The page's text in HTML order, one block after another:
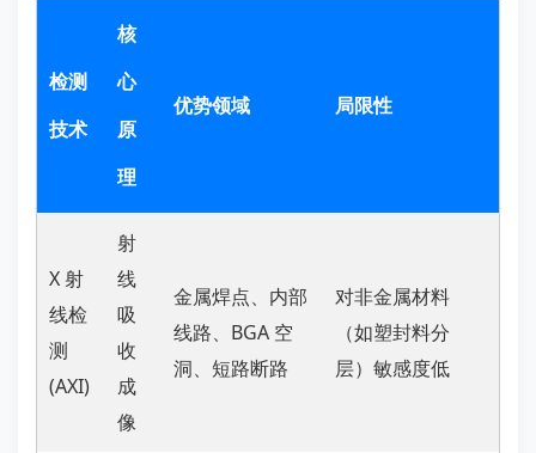
检测
技术
核
心
原
理
优势领域 局限性
X 射
线检
测
(AXI)
射
线
吸
收
成
像
金属焊点、内部
线路、BGA 空
洞、短路断路
对非金属材料
（如塑封料分
层）敏感度低